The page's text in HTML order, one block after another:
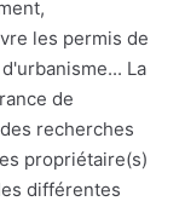
les permis de
La
de
recherches
propriétaire(s)
différentes